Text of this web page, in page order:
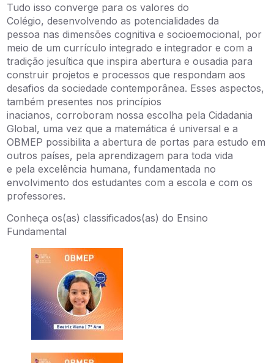
Tudo isso converge para os valores do
Colégio, desenvolvendo as potencialidades da
pessoa nas dimensões cognitiva e socioemocional, por
meio de um currículo integrado e integrador e com a
tradição jesuítica que inspira abertura e ousadia para
construir projetos e processos que respondam aos
desafios da sociedade contemporânea. Esses aspectos,
também presentes nos princípios
inacianos, corroboram nossa escolha pela Cidadania
Global, uma vez que a matemática é universal e a
OBMEP possibilita a abertura de portas para estudo em
outros países, pela aprendizagem para toda vida
e pela excelência humana, fundamentada no
envolvimento dos estudantes com a escola e com os
professores.
Conheça os(as) classificados(as) do Ensino
Fundamental